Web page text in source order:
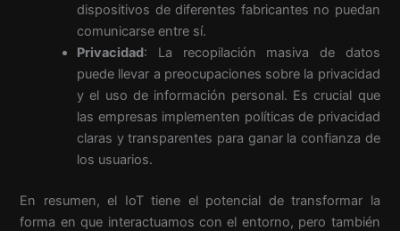
dispositivos de diferentes fabricantes no puedan
comunicarse entre sí.
Privacidad: La recopilación masiva de datos
puede llevar a preocupaciones sobre la privacidad
y el uso de información personal. Es crucial que
las empresas implementen políticas de privacidad
claras y transparentes para ganar la confianza de
los usuarios.
En resumen, el IoT tiene el potencial de transformar la
forma en que interactuamos con el entorno, pero también